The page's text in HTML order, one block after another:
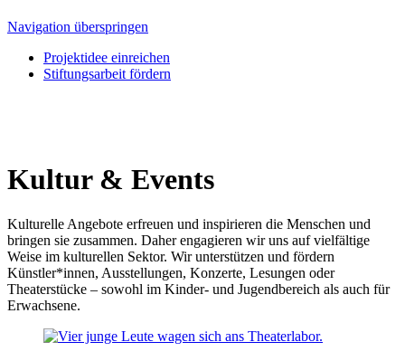
Navigation überspringen
Projektidee einreichen
Stiftungsarbeit fördern
Kultur & Events
Kulturelle Angebote erfreuen und inspirieren die Menschen und
bringen sie zusammen. Daher engagieren wir uns auf vielfältige
Weise im kulturellen Sektor. Wir unterstützen und fördern
Künstler*innen, Ausstellungen, Konzerte, Lesungen oder
Theaterstücke – sowohl im Kinder- und Jugendbereich als auch für
Erwachsene.